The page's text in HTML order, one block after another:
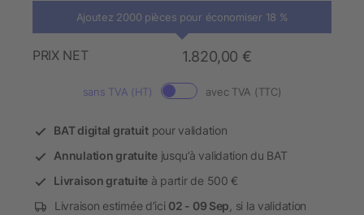
Ajoutez 2000 pièces pour économiser 18 %
PRIX NET 1.820,00 €
sans TVA (HT) avec TVA (TTC)
BAT digital gratuitpour validation
Annulation gratuitejusqu’à validation du BAT
Livraison gratuite à partir de 500 €
Livraison estimée d’ici 02 - 09 Sep , si la validation